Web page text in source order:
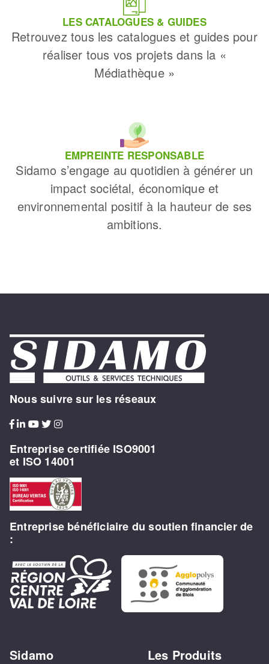
LES CATALOGUES & GUIDES
Retrouvez tous les catalogues et guides pour
réaliser tous vos projets dans la «
Médiathèque »
EMPREINTE RESPONSABLE
Sidamo s’engage au quotidien à générer un
impact sociétal, économique et
environnemental positif à la hauteur de ses
ambitions.
Nous suivre sur les réseaux
Entreprise certifiée ISO9001
et ISO 14001
Entreprise bénéficiaire du soutien financier de
:
Sidamo Les Produits